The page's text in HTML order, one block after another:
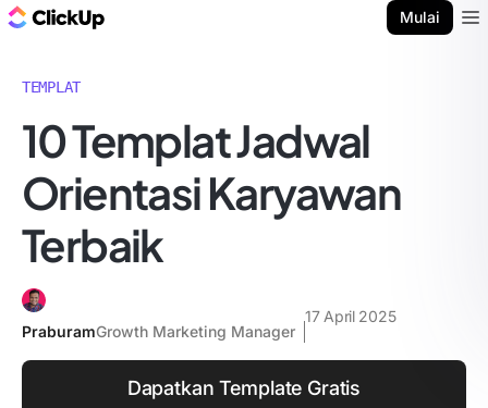
Mulai
TEMPLAT
10 Templat Jadwal
Orientasi Karyawan
Terbaik
PraburamGrowth Marketing Manager
17 April 2025
Dapatkan Template Gratis